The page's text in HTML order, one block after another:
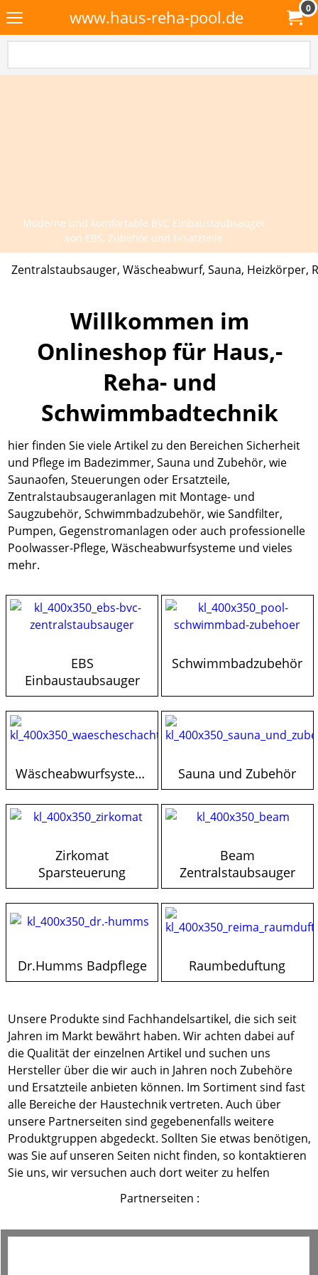
www.haus-reha-pool.de 0
Moderne und komfortable BVC Einbaustaubsauger
von EBS, Zubehör und Ersatzteile
Zentralstaubsauger, Wäscheabwurf, Sauna, Heizkörper,
Willkommen im
Onlineshop für Haus,-
Reha- und
Schwimmbadtechnik
hier finden Sie viele Artikel zu den Bereichen Sicherheit
und Pflege im Badezimmer, Sauna und Zubehör, wie
Saunaofen, Steuerungen oder Ersatzteile,
Zentralstaubsaugeranlagen mit Montage- und
Saugzubehör, Schwimmbadzubehör, wie Sandfilter,
Pumpen, Gegenstromanlagen oder auch professionelle
Poolwasser-Pflege, Wäscheabwurfsysteme und vieles
mehr.
EBS
Einbaustaubsauger
Schwimmbadzubehör
Wäscheabwurfsysteme Sauna und Zubehör
Zirkomat
Sparsteuerung
Beam
Zentralstaubsauger
Dr.Humms Badpflege Raumbeduftung
Unsere Produkte sind Fachhandelsartikel, die sich seit
Jahren im Markt bewährt haben. Wir achten dabei auf
die Qualität der einzelnen Artikel und suchen uns
Hersteller über die wir auch in Jahren noch Zubehöre
und Ersatzteile anbieten können. Im Sortiment sind fast
alle Bereiche der Haustechnik vertreten. Auch über
unsere Partnerseiten sind gegebenenfalls weitere
Produktgruppen abgedeckt. Sollten Sie etwas benötigen,
was Sie auf unseren Seiten nicht finden, so kontaktieren
Sie uns, wir versuchen auch dort weiter zu helfen
Partnerseiten :